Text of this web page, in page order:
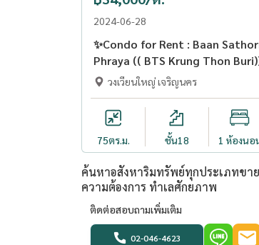
2024-06-28
✨Condo for Rent : Baan
Phraya (( BTS Krung Thon Buri)) AP-02
: @condo91 )
วงเวียนใหญ่ เจริญนคร
75ตร.ม. ชั้น18 1 ห้องนอ
ค้นหาอสังหาริมทรัพย์ทุกประเภทขา
ความต้องการ ทำเลศักยภาพ
ติดต่อสอบถามเพิ่มเติม
02-046-4623